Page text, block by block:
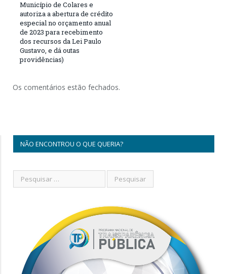
Município de Colares e
autoriza a abertura de crédito
especial no orçamento anual
de 2023 para recebimento
dos recursos da Lei Paulo
Gustavo, e dá outas
providências)
Os comentários estão fechados.
NÃO ENCONTROU O QUE QUERIA?